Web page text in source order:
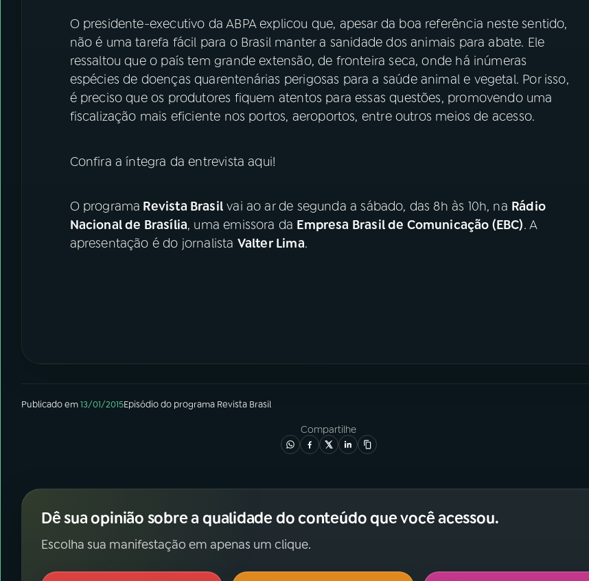
O presidente-executivo da ABPA explicou que, apesar da boa referência neste sentido,
não é uma tarefa fácil para o Brasil manter a sanidade dos animais para abate. Ele
ressaltou que o país tem grande extensão, de fronteira seca, onde há inúmeras
espécies de doenças quarentenárias perigosas para a saúde animal e vegetal. Por isso,
é preciso que os produtores fiquem atentos para essas questões, promovendo uma
fiscalização mais eficiente nos portos, aeroportos, entre outros meios de acesso.
Confira a íntegra da entrevista aqui!
O programa Revista Brasil vai ao ar de segunda a sábado, das 8h às 10h, na Rádio
Nacional de Brasília, uma emissora da Empresa Brasil de Comunicação (EBC). A
apresentação é do jornalista Valter Lima.
Publicado em13/01/2015Episódiodo programa Revista Brasil
Compartilhe
Dê sua opinião sobre a qualidade do conteúdo que você acessou.
Escolha sua manifestação em apenas um clique.